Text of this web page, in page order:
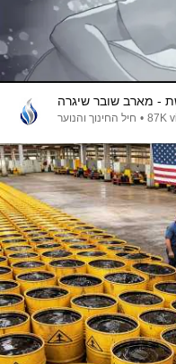
- מארב שובר שיגרה
חיל החינוך והנוער • 87K